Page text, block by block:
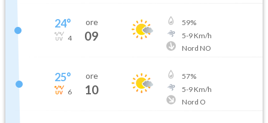
24°
4
ore
09
59%
5-9Km/h
Nord NO
25°
6
ore
10
57%
5-9Km/h
Nord O